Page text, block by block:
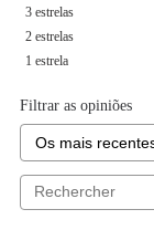
3 estrelas
2 estrelas
1 estrela
Filtrar as opiniões